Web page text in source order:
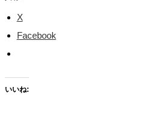
X
Facebook
いいね: